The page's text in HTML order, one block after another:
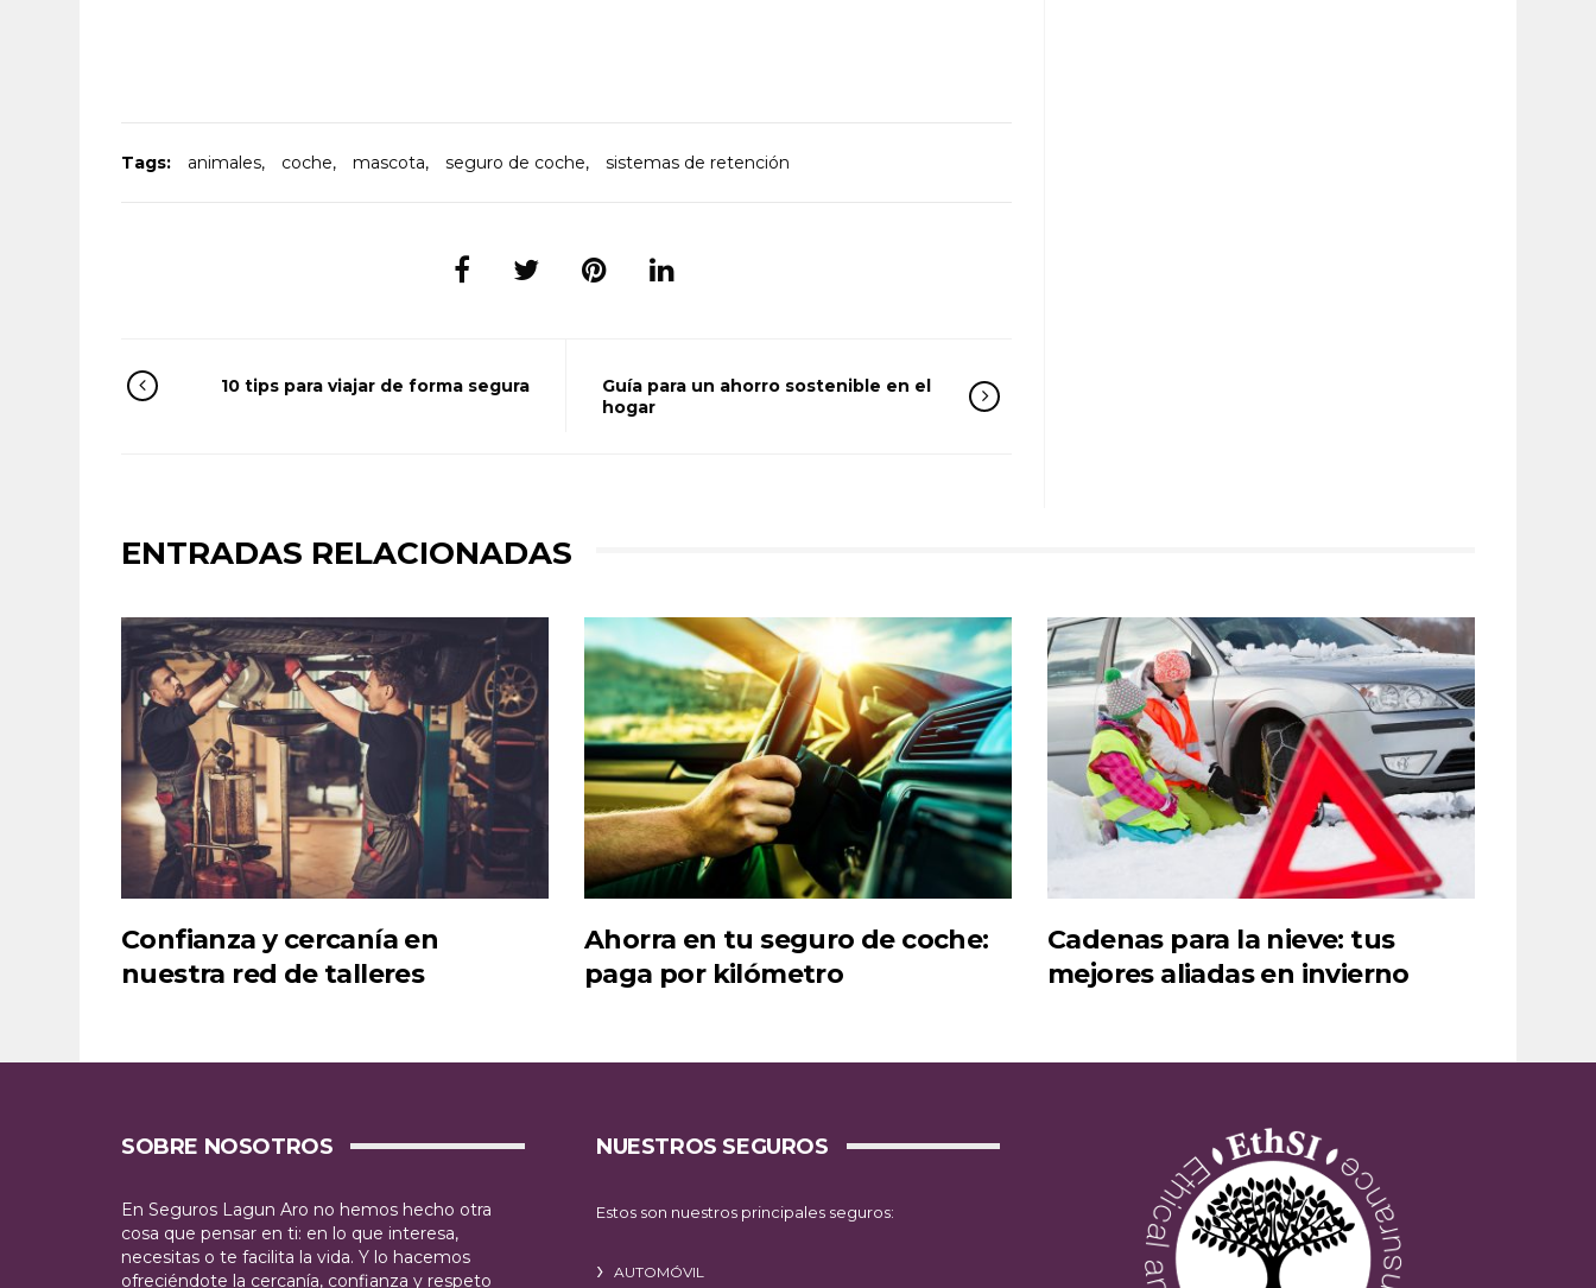
Tags: animales, coche, mascota, seguro de coche, sistemas de retención
10 tips para viajar de forma segura
Guía para un ahorro sostenible en el
hogar
ENTRADAS RELACIONADAS
Confianza y cercanía en
nuestra red de talleres
Ahorra en tu seguro de coche:
paga por kilómetro
Cadenas para la nieve: tus
mejores aliadas en invierno
SOBRE NOSOTROS
En Seguros Lagun Aro no hemos hecho otra
cosa que pensar en ti: en lo que interesa,
necesitas o te facilita la vida. Y lo hacemos
ofreciéndote la cercanía, confianza y respeto
NUESTROS SEGUROS
Estos son nuestros principales seguros:
AUTOMÓVIL